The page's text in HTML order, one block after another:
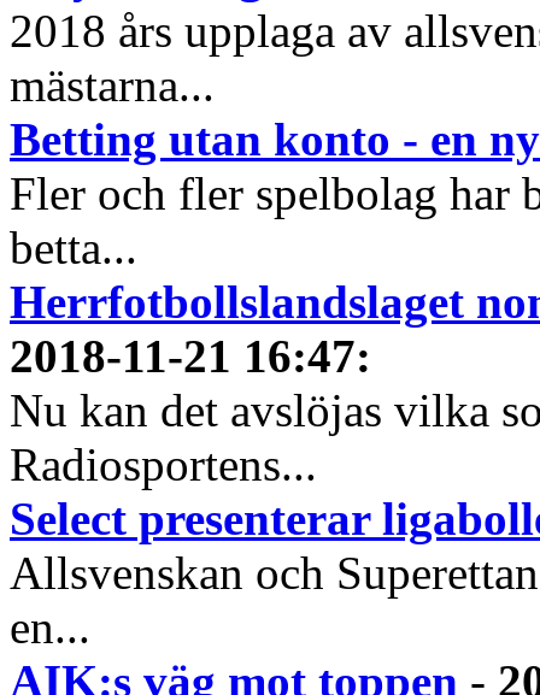
2018 års upplaga av
mästarna...
Betting utan konto - en
Fler och fler spelbolag har
betta...
Herrfotbollslandslaget
2018-11-21 16:47:
Nu kan det avslöjas vilka
Radiosportens...
Select presenterar
Allsvenskan och
en...
AIK:s väg mot toppen -